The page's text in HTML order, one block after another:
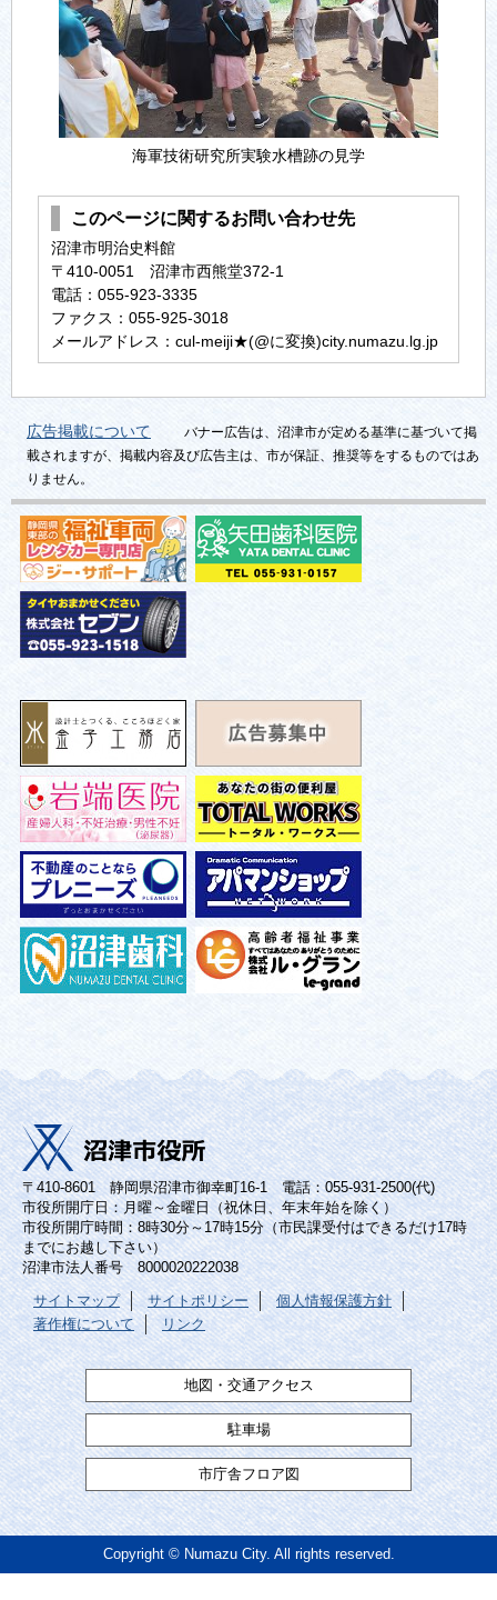
海軍技術研究所実験水槽跡の見学
このページに関するお問い合わせ先
沼津市明治史料館
〒410-0051 沼津市西熊堂372-1
電話：055-923-3335
ファクス：055-925-3018
メールアドレス：cul-meiji★(@に変換)city.numazu.lg.jp
広告掲載について
バナー広告は、沼津市が定める基準に基づいて掲
載されますが、掲載内容及び広告主は、市が保証、推奨等をするものではあ
りません。
〒410-8601 静岡県沼津市御幸町16-1 電話：055-931-2500(代)
市役所開庁日：月曜～金曜日（祝休日、年末年始を除く）
市役所開庁時間：8時30分～17時15分（市民課受付はできるだけ17時
までにお越し下さい）
沼津市法人番号 8000020222038
サイトマップ サイトポリシー
個人情報保護方針
著作権について
リンク
地図・交通アクセス
駐車場
市庁舎フロア図
Copyright © Numazu City. All rights reserved.